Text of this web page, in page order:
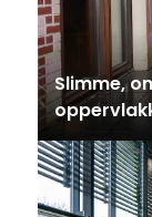
Slimme,